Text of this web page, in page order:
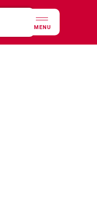
MENU